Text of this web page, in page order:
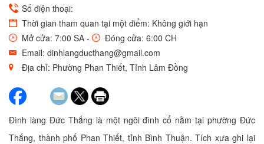
Số điện thoại:
Thời gian tham quan tại một điểm: Không giới hạn
Mở cửa: 7:00 SA -
Đóng cửa: 6:00 CH
Email: dinhlangducthang@gmail.com
Địa chỉ: Phường Phan Thiết, Tỉnh Lâm Đồng
Đình làng Đức Thắng là một ngôi đình cổ nằm tại phường Đức
Thắng, thành phố Phan Thiết, tỉnh Bình Thuận. Tích xưa ghi lại